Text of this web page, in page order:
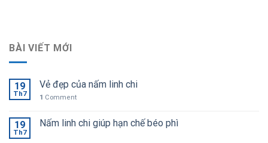
BÀI VIẾT MỚI
19
Th7
Vẻ đẹp của nấm linh chi
1 Comment
19
Th7
Nấm linh chi giúp hạn chế béo phì